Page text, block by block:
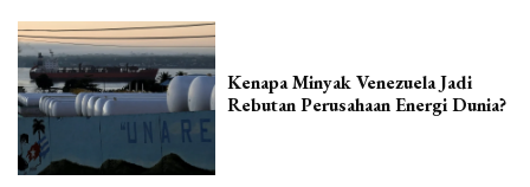
Kenapa Minyak Venezuela Jadi
Rebutan Perusahaan Energi Dunia?